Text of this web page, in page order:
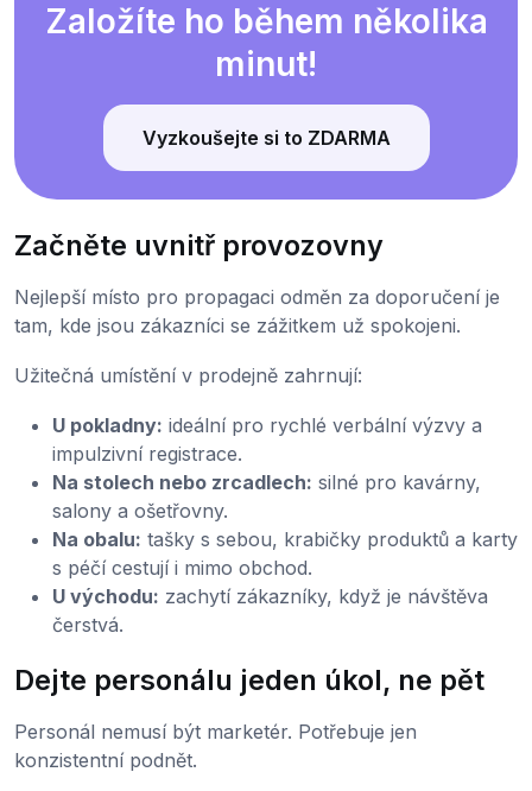
Založíte ho během několika
minut!
Vyzkoušejte si to ZDARMA
Začněte uvnitř provozovny
Nejlepší místo pro propagaci odměn za doporučení je
tam, kde jsou zákazníci se zážitkem už spokojeni.
Užitečná umístění v prodejně zahrnují:
U pokladny: ideální pro rychlé verbální výzvy a
impulzivní registrace.
Na stolech nebo zrcadlech: silné pro kavárny,
salony a ošetřovny.
Na obalu: tašky s sebou, krabičky produktů a karty
s péčí cestují i mimo obchod.
U východu: zachytí zákazníky, když je návštěva
čerstvá.
Dejte personálu jeden úkol, ne pět
Personál nemusí být marketér. Potřebuje jen
konzistentní podnět.